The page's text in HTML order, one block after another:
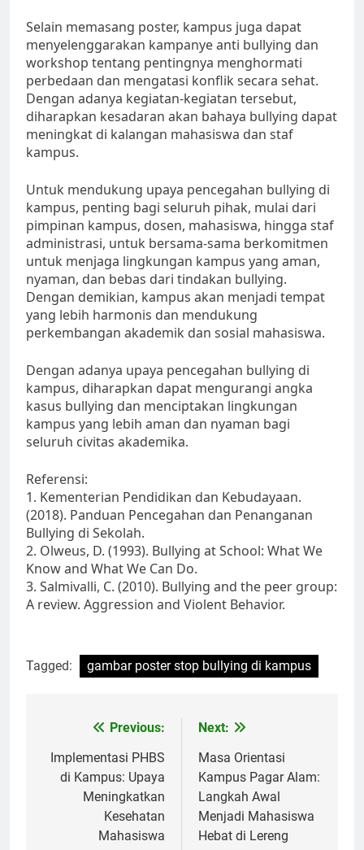
Selain memasang poster, kampus juga dapat
menyelenggarakan kampanye anti bullying dan
workshop tentang pentingnya menghormati
perbedaan dan mengatasi konflik secara sehat.
Dengan adanya kegiatan-kegiatan tersebut,
diharapkan kesadaran akan bahaya bullying dapat
meningkat di kalangan mahasiswa dan staf
kampus.
Untuk mendukung upaya pencegahan bullying di
kampus, penting bagi seluruh pihak, mulai dari
pimpinan kampus, dosen, mahasiswa, hingga staf
administrasi, untuk bersama-sama berkomitmen
untuk menjaga lingkungan kampus yang aman,
nyaman, dan bebas dari tindakan bullying.
Dengan demikian, kampus akan menjadi tempat
yang lebih harmonis dan mendukung
perkembangan akademik dan sosial mahasiswa.
Dengan adanya upaya pencegahan bullying di
kampus, diharapkan dapat mengurangi angka
kasus bullying dan menciptakan lingkungan
kampus yang lebih aman dan nyaman bagi
seluruh civitas akademika.
Referensi:
1. Kementerian Pendidikan dan Kebudayaan.
(2018). Panduan Pencegahan dan Penanganan
Bullying di Sekolah.
2. Olweus, D. (1993). Bullying at School: What We
Know and What We Can Do.
3. Salmivalli, C. (2010). Bullying and the peer group:
A review. Aggression and Violent Behavior.
Tagged: gambar poster stop bullying di kampus
navigation
Previous:
Implementasi PHBS
di Kampus: Upaya
Meningkatkan
Kesehatan
Mahasiswa
Next:
Masa Orientasi
Kampus Pagar Alam:
Langkah Awal
Menjadi Mahasiswa
Hebat di Lereng